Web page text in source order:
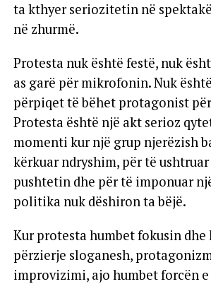
ta kthyer seriozitetin në
në zhurmë.
Protesta nuk është festë, nuk
as garë për mikrofonin. Nuk
përpiqet të bëhet protagonist
Protesta është një akt serioz
momenti kur një grup njerëzish
kërkuar ndryshim, për të
pushtetin dhe për të imponuar
politika nuk dëshiron ta bëjë.
Kur protesta humbet fokusin dhe
përzierje sloganesh,
improvizimi, ajo humbet forcën e